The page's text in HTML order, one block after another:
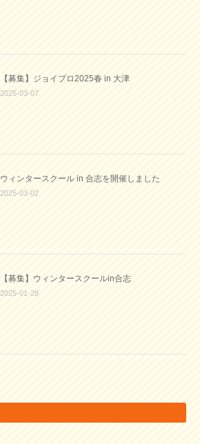
【募集】ジョイプロ2025春 in 大津
2025-03-07
ウィンタースクール in 合志を開催しました
2025-03-02
【募集】ウィンタースクールin合志
2025-01-28